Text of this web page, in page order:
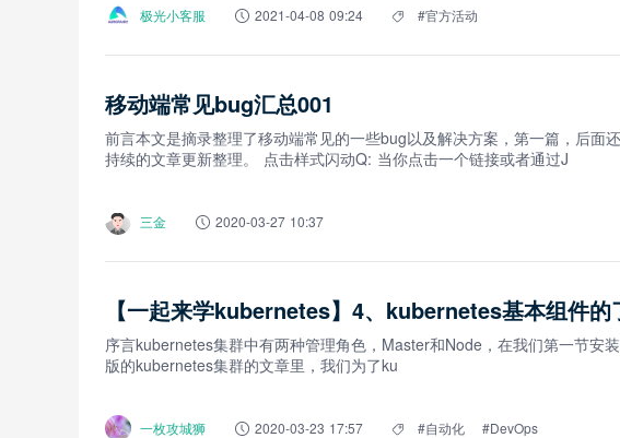
极光小客服 2021-04-08 09:24 #官方活动
移动端常见bug汇总001
前言本文是摘录整理了移动端常见的一些bug以及解决方案，第一篇，后面
持续的文章更新整理。 点击样式闪动Q: 当你点击一个链接或者通过J
三金 2020-03-27 10:37
【一起来学kubernetes】4、kubernetes基本组件的
序言kubernetes集群中有两种管理角色，Master和Node，在我们第一节安
版的kubernetes集群的文章里，我们为了ku
一枚攻城狮 2020-03-23 17:57 #自动化 #DevOps